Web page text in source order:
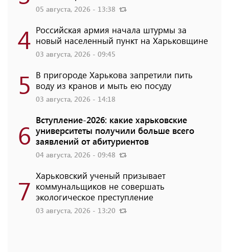
05 августа, 2026 - 13:38
4 Российская армия начала штурмы за
новый населенный пункт на Харьковщине
03 августа, 2026 - 09:45
5 В пригороде Харькова запретили пить
воду из кранов и мыть ею посуду
03 августа, 2026 - 14:18
6 Вступление-2026: какие харьковские
университеты получили больше всего
заявлений от абитуриентов
04 августа, 2026 - 09:48
7 Харьковский ученый призывает
коммунальщиков не совершать
экологическое преступление
03 августа, 2026 - 13:20